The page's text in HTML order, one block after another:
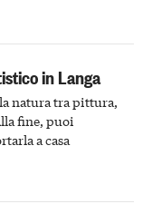
in Langa
natura tra pittura,
fine, puoi
a casa